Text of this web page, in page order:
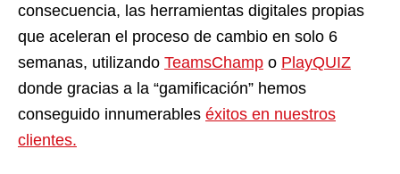
consecuencia, las herramientas digitales propias
que aceleran el proceso de cambio en solo 6
semanas, utilizando TeamsChamp o PlayQUIZ
donde gracias a la “gamificación” hemos
conseguido innumerables éxitos en nuestros
clientes.